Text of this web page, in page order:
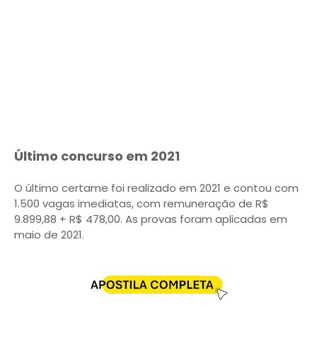
Último concurso em 2021
O último certame foi realizado em 2021 e contou com
1.500 vagas imediatas, com remuneração de R$
9.899,88 + R$ 478,00. As provas foram aplicadas em
maio de 2021.